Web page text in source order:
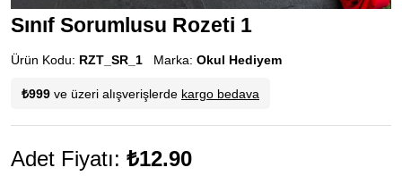
Sınıf Sorumlusu Rozeti 1
Ürün Kodu: RZT_SR_1 Marka: Okul Hediyem
₺999 ve üzeri alışverişlerde kargo bedava
Adet Fiyatı: ₺12.90